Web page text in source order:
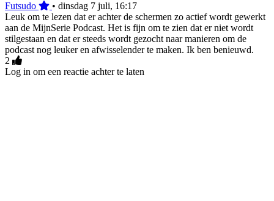
Futsudo • dinsdag 7 juli, 16:17
Leuk om te lezen dat er achter de schermen zo actief wordt gewerkt
aan de MijnSerie Podcast. Het is fijn om te zien dat er niet wordt
stilgestaan en dat er steeds wordt gezocht naar manieren om de
podcast nog leuker en afwisselender te maken. Ik ben benieuwd.
2
Log in om een reactie achter te laten